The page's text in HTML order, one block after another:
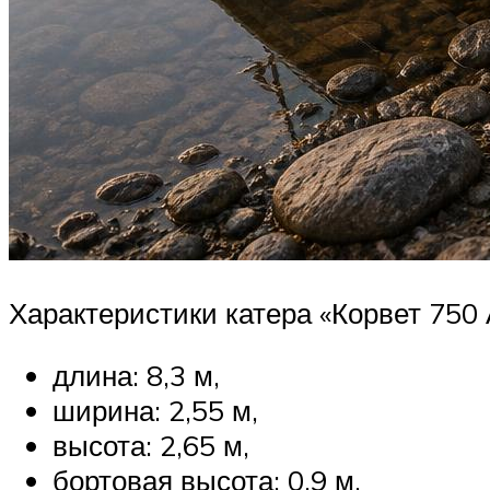
Характеристики катера «Корвет 750
длина: 8,3 м,
ширина: 2,55 м,
высота: 2,65 м,
бортовая высота: 0,9 м,